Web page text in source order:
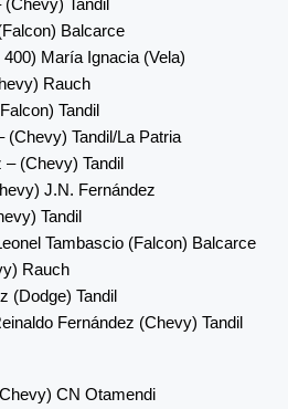
Balcarce
María Ignacia (Vela)
Rauch
Tandil
(Chevy) Tandil/La Patria
(Chevy) Tandil
J.N. Fernández
Tandil
Tambascio (Falcon) Balcarce
Rauch
(Dodge) Tandil
Fernández (Chevy) Tandil
CN Otamendi